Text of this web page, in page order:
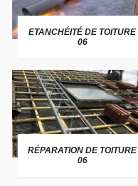
ETANCHÉITÉ DE TOITURE
06
RÉPARATION DE TOITURE
06